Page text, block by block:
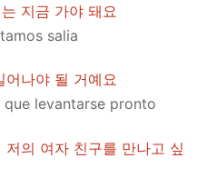
지금 가야 돼요
salia
어나야 될 거예요
levantarse pronto
의 여자 친구를 만나고 싶